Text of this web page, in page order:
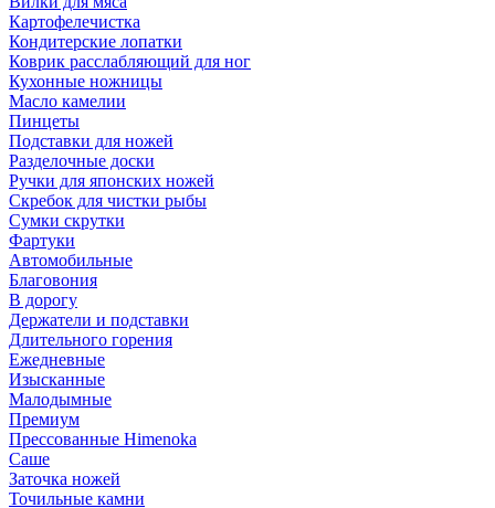
Картофелечистка
Кондитерские лопатки
Коврик расслабляющий для ног
Кухонные ножницы
Масло камелии
Пинцеты
Подставки для ножей
Разделочные доски
Ручки для японских ножей
Скребок для чистки рыбы
Сумки скрутки
Фартуки
Автомобильные
Благовония
В дорогу
Держатели и подставки
Длительного горения
Ежедневные
Изысканные
Малодымные
Премиум
Прессованные Himenoka
Саше
Заточка ножей
Точильные камни